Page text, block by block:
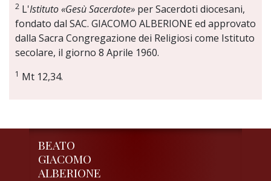
2 L'Istituto «Gesù Sacerdote» per Sacerdoti diocesani,
fondato dal SAC. GIACOMO ALBERIONE ed approvato
dalla Sacra Congregazione dei Religiosi come Istituto
secolare, il giorno 8 Aprile 1960.
1 Mt 12,34.
BEATO
GIACOMO
ALBERIONE